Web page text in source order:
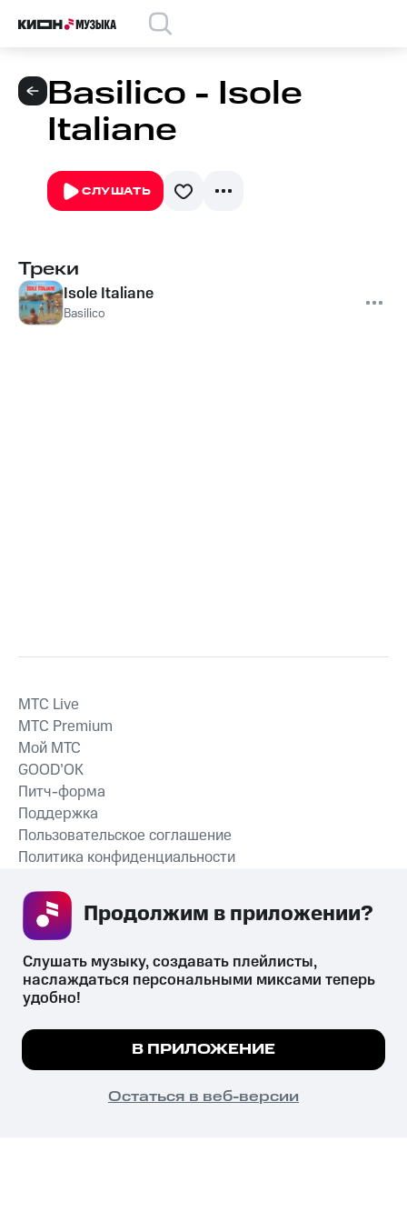
Basilico - Isole
Italiane
СЛУШАТЬ
Треки
Isole Italiane
Basilico
СКАЧАТЬ ПРИЛОЖЕНИЕ
MTС Live
MTС Premium
Мой МТС
GOOD’OK
Питч-форма
Поддержка
Пользовательское соглашение
Политика конфиденциальности
психотропных веществ, их аналогов причиняет вред здоровью,
их незаконный оборот запрещён и влечёт установленную
законодательством ответственность.
© 2026 ООО «КИОН».
Все права защищены
Мы используем куки, чтобы на сайте все
Подробнее
ПОНЯТНО
Слушать музыку, создавать плейлисты,
наслаждаться персональными миксами теперь
удобно!
В ПРИЛОЖЕНИЕ
Остаться в веб-версии